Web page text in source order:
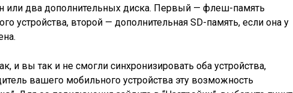
или два дополнительных диска. Первый — флеш-память
устройства, второй — дополнительная SD-память, если она у
и вы так и не смогли синхронизировать оба устройства,
вашего мобильного устройства эту возможность